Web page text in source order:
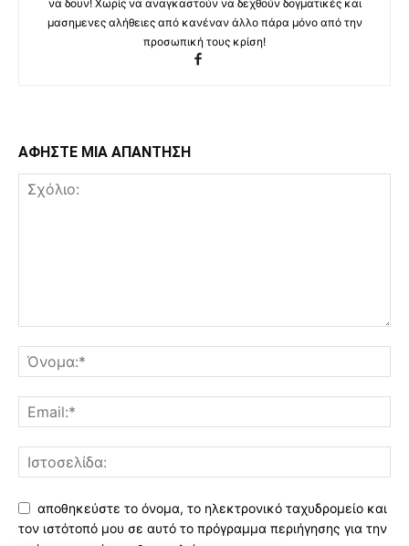
να δουν! Χωρίς να αναγκαστούν να δεχθούν δογματικές και
μασημενες αλήθειες από κανέναν άλλο πάρα μόνο από την
προσωπική τους κρίση!
ΑΦΗΣΤΕ ΜΙΑ ΑΠΑΝΤΗΣΗ
αποθηκεύστε το όνομα, το ηλεκτρονικό ταχυδρομείο και
τον ιστότοπό μου σε αυτό το πρόγραμμα περιήγησης για την